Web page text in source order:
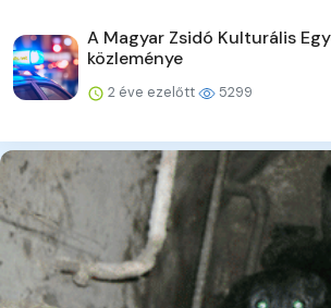
A Magyar Zsidó Kulturális
közleménye
2 éve ezelőtt 5299